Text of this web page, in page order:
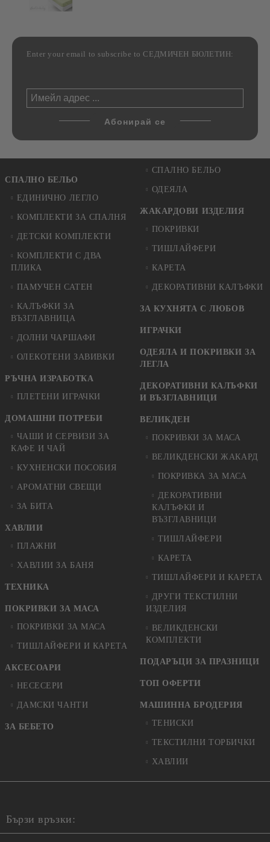
Enter your email to subscribe to СЕДМИЧЕН БЮЛЕТИН:
СПАЛНО БЕЛЬО
ЕДИНИЧНО ЛЕГЛО
КОМПЛЕКТИ ЗА СПАЛНЯ
ДЕТСКИ КОМПЛЕКТИ
КОМПЛЕКТИ С ДВА
ПЛИКА
ПАМУЧЕН САТЕН
КАЛЪФКИ ЗА
ВЪЗГЛАВНИЦА
ДОЛНИ ЧАРШАФИ
ОЛЕКОТЕНИ ЗАВИВКИ
РЪЧНА ИЗРАБОТКА
ПЛЕТЕНИ ИГРАЧКИ
ДОМАШНИ ПОТРЕБИ
ЧАШИ И СЕРВИЗИ ЗА
КАФЕ И ЧАЙ
КУХНЕНСКИ ПОСОБИЯ
АРОМАТНИ СВЕЩИ
ЗА БИТА
ХАВЛИИ
ПЛАЖНИ
ХАВЛИИ ЗА БАНЯ
ТЕХНИКА
ПОКРИВКИ ЗА МАСА
ПОКРИВКИ ЗА МАСА
ТИШЛАЙФЕРИ И КАРЕТА
АКСЕСОАРИ
НЕСЕСЕРИ
ДАМСКИ ЧАНТИ
ЗА БЕБЕТО
СПАЛНО БЕЛЬО
ОДЕЯЛА
ЖАКАРДОВИ ИЗДЕЛИЯ
ПОКРИВКИ
ТИШЛАЙФЕРИ
КАРЕТА
ДЕКОРАТИВНИ КАЛЪФКИ
ЗА КУХНЯТА С ЛЮБОВ
ИГРАЧКИ
ОДЕЯЛА И ПОКРИВКИ ЗА
ЛЕГЛА
ДЕКОРАТИВНИ КАЛЪФКИ
И ВЪЗГЛАВНИЦИ
ВЕЛИКДЕН
ПОКРИВКИ ЗА МАСА
ВЕЛИКДЕНСКИ ЖАКАРД
ПОКРИВКА ЗА МАСА
ДЕКОРАТИВНИ
КАЛЪФКИ И
ВЪЗГЛАВНИЦИ
ТИШЛАЙФЕРИ
КАРЕТА
ТИШЛАЙФЕРИ И КАРЕТА
ДРУГИ ТЕКСТИЛНИ
ИЗДЕЛИЯ
ВЕЛИКДЕНСКИ
КОМПЛЕКТИ
ПОДАРЪЦИ ЗА ПРАЗНИЦИ
ТОП ОФЕРТИ
МАШИННА БРОДЕРИЯ
ТЕНИСКИ
ТЕКСТИЛНИ ТОРБИЧКИ
ХАВЛИИ
Бързи връзки: